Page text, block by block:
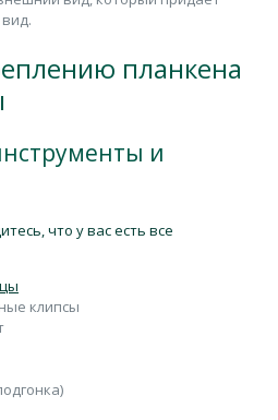
планкена
и
что у вас есть все
клипсы